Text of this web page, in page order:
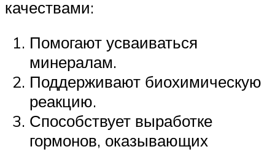
качествами:
Помогают усваиваться
минералам.
Поддерживают биохимическую
реакцию.
Способствует выработке
гормонов, оказывающих